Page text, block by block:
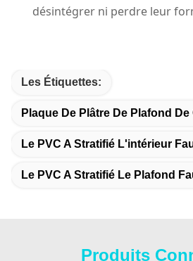
désintégrer ni perdre leur
Les Étiquettes:
Plaque De Plâtre De Plafond De
Le PVC A Stratifié L'intérieur
Le PVC A Stratifié Le Plafond
Produits